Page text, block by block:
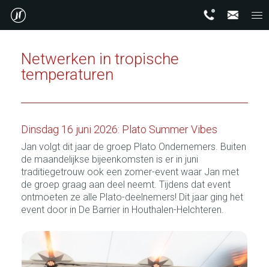
Netwerken in tropische
temperaturen
Dinsdag 16 juni 2026: Plato Summer Vibes
Jan volgt dit jaar de groep Plato Ondernemers. Buiten
de maandelijkse bijeenkomsten is er in juni
traditiegetrouw ook een zomer-event waar Jan met
de groep graag aan deel neemt. Tijdens dat event
ontmoeten ze alle Plato-deelnemers! Dit jaar ging het
event door in De Barrier in Houthalen-Helchteren.